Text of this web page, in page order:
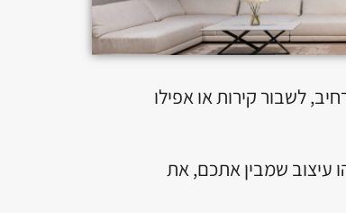
לשבור קירות או אפילו
עיצוב שמבין אתכם, את